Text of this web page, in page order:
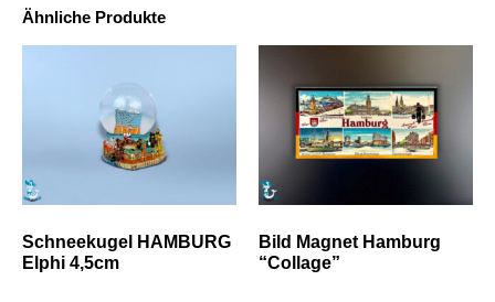
Ähnliche Produkte
Schneekugel HAMBURG
Elphi 4,5cm
Bild Magnet Hamburg
“Collage”